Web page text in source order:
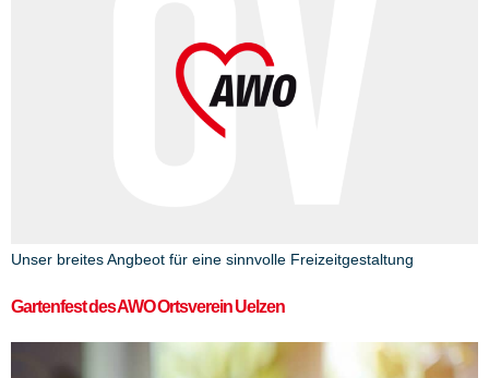
Unser breites Angbeot für eine sinnvolle Freizeitgestaltung
Gartenfest des AWO Ortsverein Uelzen